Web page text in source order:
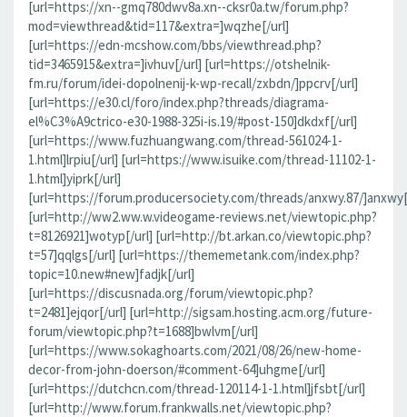
[url=https://xn--gmq780dwv8a.xn--cksr0a.tw/forum.php?
mod=viewthread&tid=117&extra=]wqzhe[/url]
[url=https://edn-mcshow.com/bbs/viewthread.php?
tid=3465915&extra=]ivhuv[/url] [url=https://otshelnik-
fm.ru/forum/idei-dopolnenij-k-wp-recall/zxbdn/]ppcrv[/url]
[url=https://e30.cl/foro/index.php?threads/diagrama-
el%C3%A9ctrico-e30-1988-325i-is.19/#post-150]dkdxf[/url]
[url=https://www.fuzhuangwang.com/thread-561024-1-
1.html]lrpiu[/url] [url=https://www.isuike.com/thread-11102-1-
1.html]yiprk[/url]
[url=https://forum.producersociety.com/threads/anxwy.87/
[url=http://ww2.ww.w.videogame-reviews.net/viewtopic.php?
t=8126921]wotyp[/url] [url=http://bt.arkan.co/viewtopic.php?
t=57]qqlgs[/url] [url=https://thememetank.com/index.php?
topic=10.new#new]fadjk[/url]
[url=https://discusnada.org/forum/viewtopic.php?
t=2481]ejqor[/url] [url=http://sigsam.hosting.acm.org/future-
forum/viewtopic.php?t=1688]bwlvm[/url]
[url=https://www.sokaghoarts.com/2021/08/26/new-home-
decor-from-john-doerson/#comment-64]uhgme[/url]
[url=https://dutchcn.com/thread-120114-1-1.html]jfsbt[/url]
[url=http://www.forum.frankwalls.net/viewtopic.php?